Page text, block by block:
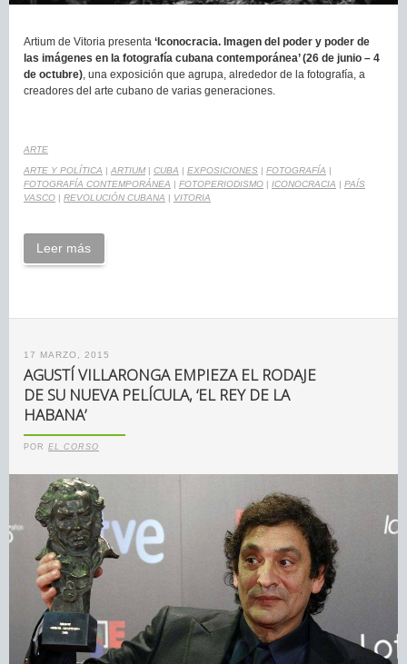
Artium de Vitoria presenta ‘Iconocracia. Imagen del poder y poder de
las imágenes en la fotografía cubana contemporánea’ (26 de junio – 4
de octubre), una exposición que agrupa, alrededor de la fotografía, a
creadores del arte cubano de varias generaciones.
ARTE
ARTE Y POLÍTICA ARTIUM CUBA EXPOSICIONES FOTOGRAFÍA
FOTOGRAFÍA CONTEMPORÁNEA
FOTOPERIODISMO ICONOCRACIA
PAÍS
VASCO
REVOLUCIÓN CUBANA VITORIA
Leer más
17 MARZO, 2015
AGUSTÍ VILLARONGA EMPIEZA EL RODAJE
DE SU NUEVA PELÍCULA, ‘EL REY DE LA
HABANA’
POR EL CORSO